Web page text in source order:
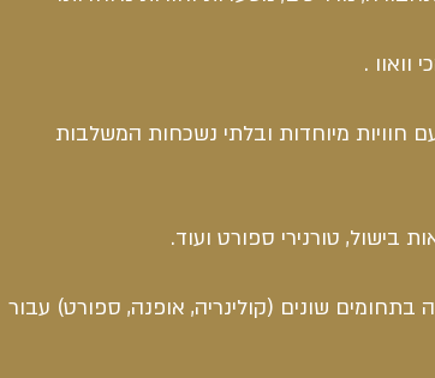
חוויות מיוחדות ובלתי נשכחות המשלבות
בתחומים שונים (קולינריה, אופנה, ספורט) עבור